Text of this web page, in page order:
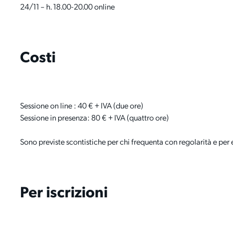
24/11 – h. 18.00-20.00 online
Costi
Sessione on line : 40 € + IVA (due ore)
Sessione in presenza: 80 € + IVA (quattro ore)
Sono previste scontistiche per chi frequenta con regolarità e
Per iscrizioni